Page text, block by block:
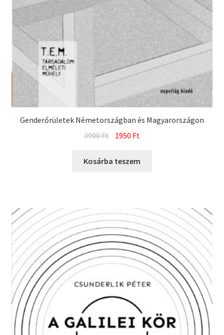
Genderőrületek Németországban és Magyarországon
3900Ft Original
was:
1950 Ft
is:
Kosárba teszem